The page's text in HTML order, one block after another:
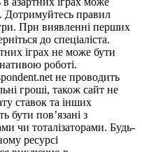
Дотримуйтесь правил
При виявленні перших
до спеціаліста.
іграх не може бути
роботі.
не проводить
гроші, також сайт не
ставок та інших
бути пов’язані з
чи тоталізаторами. Будь-
ресурсі